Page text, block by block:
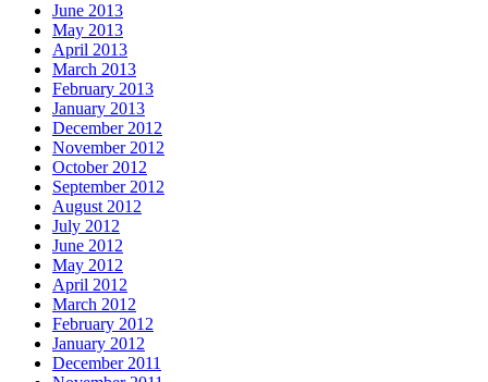
June 2013
May 2013
April 2013
March 2013
February 2013
January 2013
December 2012
November 2012
October 2012
September 2012
August 2012
July 2012
June 2012
May 2012
April 2012
March 2012
February 2012
January 2012
December 2011